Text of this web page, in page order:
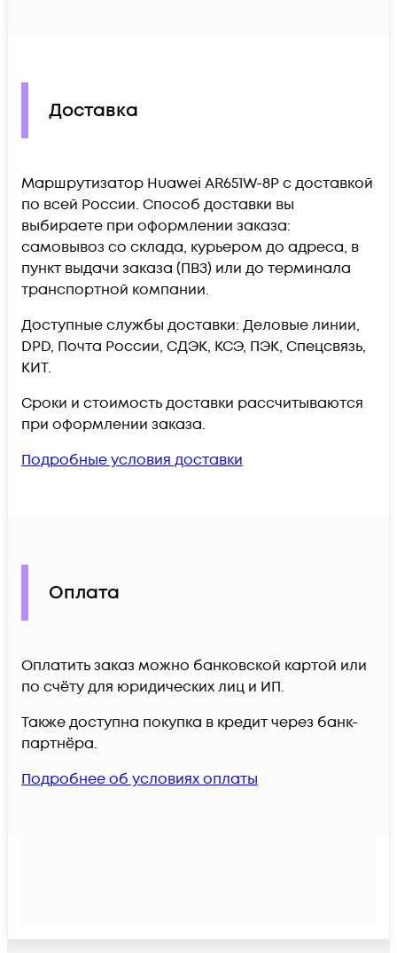
Доставка
Маршрутизатор Huawei AR651W-8P c доставкой
по всей России. Способ доставки вы
выбираете при оформлении заказа:
самовывоз со склада, курьером до адреса, в
пункт выдачи заказа (ПВЗ) или до терминала
транспортной компании.
Доступные службы доставки: Деловые линии,
DPD, Почта России, СДЭК, КСЭ, ПЭК, Спецсвязь,
КИТ.
Сроки и стоимость доставки рассчитываются
при оформлении заказа.
Подробные условия доставки
Оплата
Оплатить заказ можно банковской картой или
по счёту для юридических лиц и ИП.
Также доступна покупка в кредит через банк-
партнёра.
Подробнее об условиях оплаты